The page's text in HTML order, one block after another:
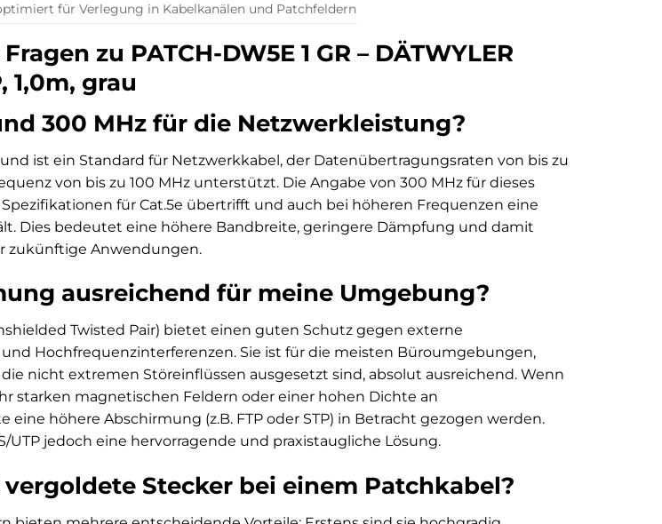
für Verlegung in Kabelkanälen und Patchfeldern
zu PATCH-DW5E 1 GR – DÄTWYLER
1,0m, grau
300 MHz für die Netzwerkleistung?
ist ein Standard für Netzwerkkabel, der Datenübertragungsraten von bis zu
von bis zu 100 MHz unterstützt. Die Angabe von 300 MHz für dieses
Spezifikationen für Cat.5e übertrifft und auch bei höheren Frequenzen eine
Dies bedeutet eine höhere Bandbreite, geringere Dämpfung und damit
zukünftige Anwendungen.
ausreichend für meine Umgebung?
Twisted Pair) bietet einen guten Schutz gegen externe
Hochfrequenzinterferenzen. Sie ist für die meisten Büroumgebungen,
nicht extremen Störeinflüssen ausgesetzt sind, absolut ausreichend. Wenn
starken magnetischen Feldern oder einer hohen Dichte an
höhere Abschirmung (z.B. FTP oder STP) in Betracht gezogen werden.
UTP jedoch eine hervorragende und praxistaugliche Lösung.
Stecker bei einem Patchkabel?